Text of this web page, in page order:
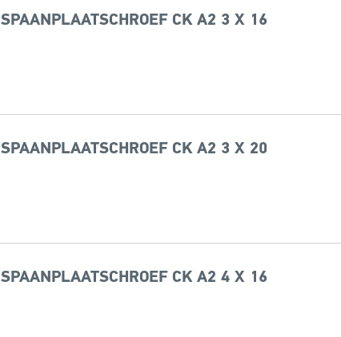
SPAANPLAATSCHROEF CK A2 3 X 16
SPAANPLAATSCHROEF CK A2 3 X 20
SPAANPLAATSCHROEF CK A2 4 X 16